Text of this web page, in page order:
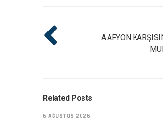
A.AFYON
Related Posts
6 AĞUSTOS 2026